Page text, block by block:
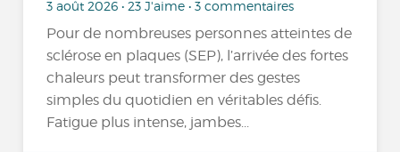
3 août 2026 • 23 J'aime • 3 commentaires
Pour de nombreuses personnes atteintes de
sclérose en plaques (SEP), l’arrivée des fortes
chaleurs peut transformer des gestes
simples du quotidien en véritables défis.
Fatigue plus intense, jambes...